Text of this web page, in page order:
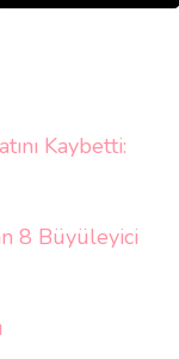
Kaybetti:
8 Büyüleyici